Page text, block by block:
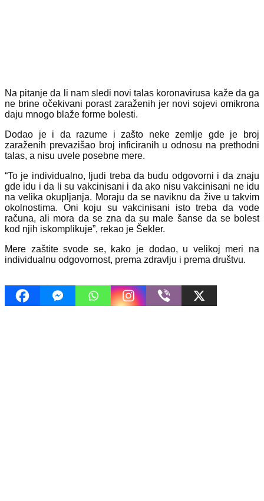
Na pitanje da li nam sledi novi talas koronavirusa kaže da ga
ne brine očekivani porast zaraženih jer novi sojevi omikrona
daju mnogo blaže forme bolesti.
Dodao je i da razume i zašto neke zemlje gde je broj
zaraženih prevazišao broj inficiranih u odnosu na prethodni
talas, a nisu uvele posebne mere.
“To je individualno, ljudi treba da budu odgovorni i da znaju
gde idu i da li su vakcinisani i da ako nisu vakcinisani ne idu
na velika okupljanja. Moraju da se naviknu da žive u takvim
okolnostima. Oni koju su vakcinisani isto treba da vode
računa, ali mora da se zna da su male šanse da se bolest
kod njih iskomplikuje”, rekao je Šekler.
Mere zaštite svode se, kako je dodao, u velikoj meri na
individualnu odgovornost, prema zdravlju i prema društvu.